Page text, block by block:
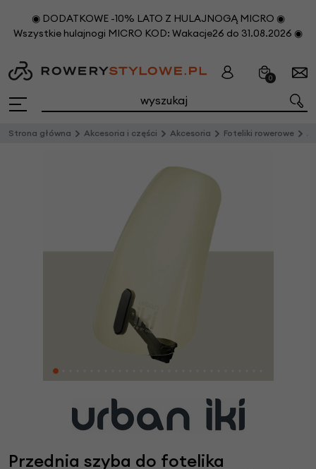
◉ DODATKOWE -10% LATO Z HULAJNOGĄ MICRO ◉
Wszystkie hulajnogi MICRO KOD: Wakacje26 do 31.08.2026 ◉
0
Strona główna Akcesoria i części Akcesoria Foteliki rowerowe
Przednia szyba do fotelika